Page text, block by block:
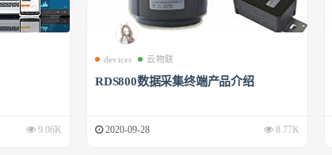
9.06K
devices 云物联
RDS800数据采集终端产品介绍
2020-09-28 8.77K